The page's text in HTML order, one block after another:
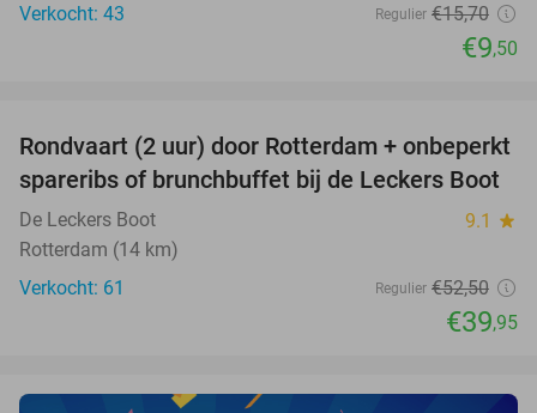
Verkocht: 43
Regulier €15,70
€9,50
24%
Rondvaart (2 uur) door Rotterdam + onbeperkt
spareribs of brunchbuffet bij de Leckers Boot
De Leckers Boot 9.1 star
Rotterdam (14 km)
Verkocht: 61
Regulier €52,50
€39,95